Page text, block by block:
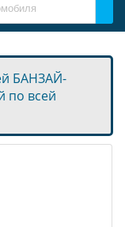
БАНЗАЙ-
по всей